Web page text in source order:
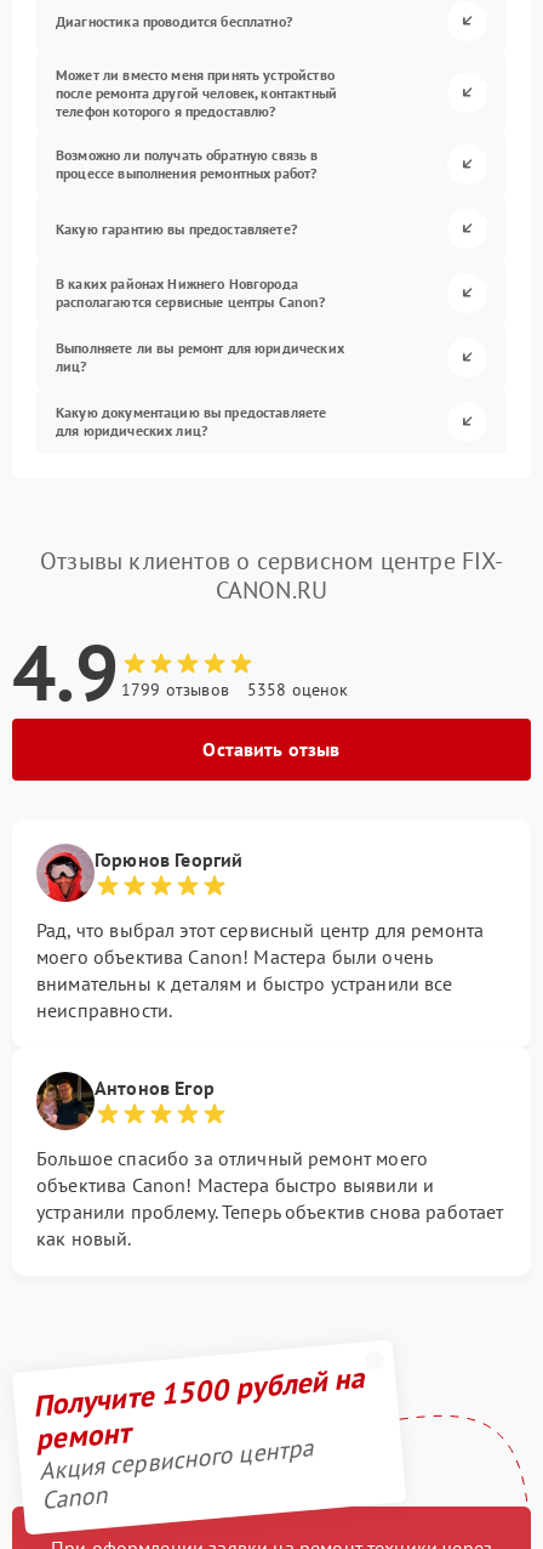
Диагностика проводится бесплатно?
Может ли вместо меня принять устройство
после ремонта другой человек, контактный
телефон которого я предоставлю?
Возможно ли получать обратную связь в
процессе выполнения ремонтных работ?
Какую гарантию вы предоставляете?
В каких районах Нижнего Новгорода
располагаются сервисные центры Canon?
Выполняете ли вы ремонт для юридических
лиц?
Какую документацию вы предоставляете
для юридических лиц?
Отзывы клиентов о сервисном центре FIX-
CANON.RU
4.9 1799 отзывов 5358 оценок
Оставить отзыв
Горюнов Георгий
Рад, что выбрал этот сервисный центр для ремонта
моего объектива Canon! Мастера были очень
внимательны к деталям и быстро устранили все
неисправности.
Антонов Егор
Большое спасибо за отличный ремонт моего
объектива Canon! Мастера быстро выявили и
устранили проблему. Теперь объектив снова работает
как новый.
Получите 1500 рублей на
ремонт
Акция сервисного центра
Canon